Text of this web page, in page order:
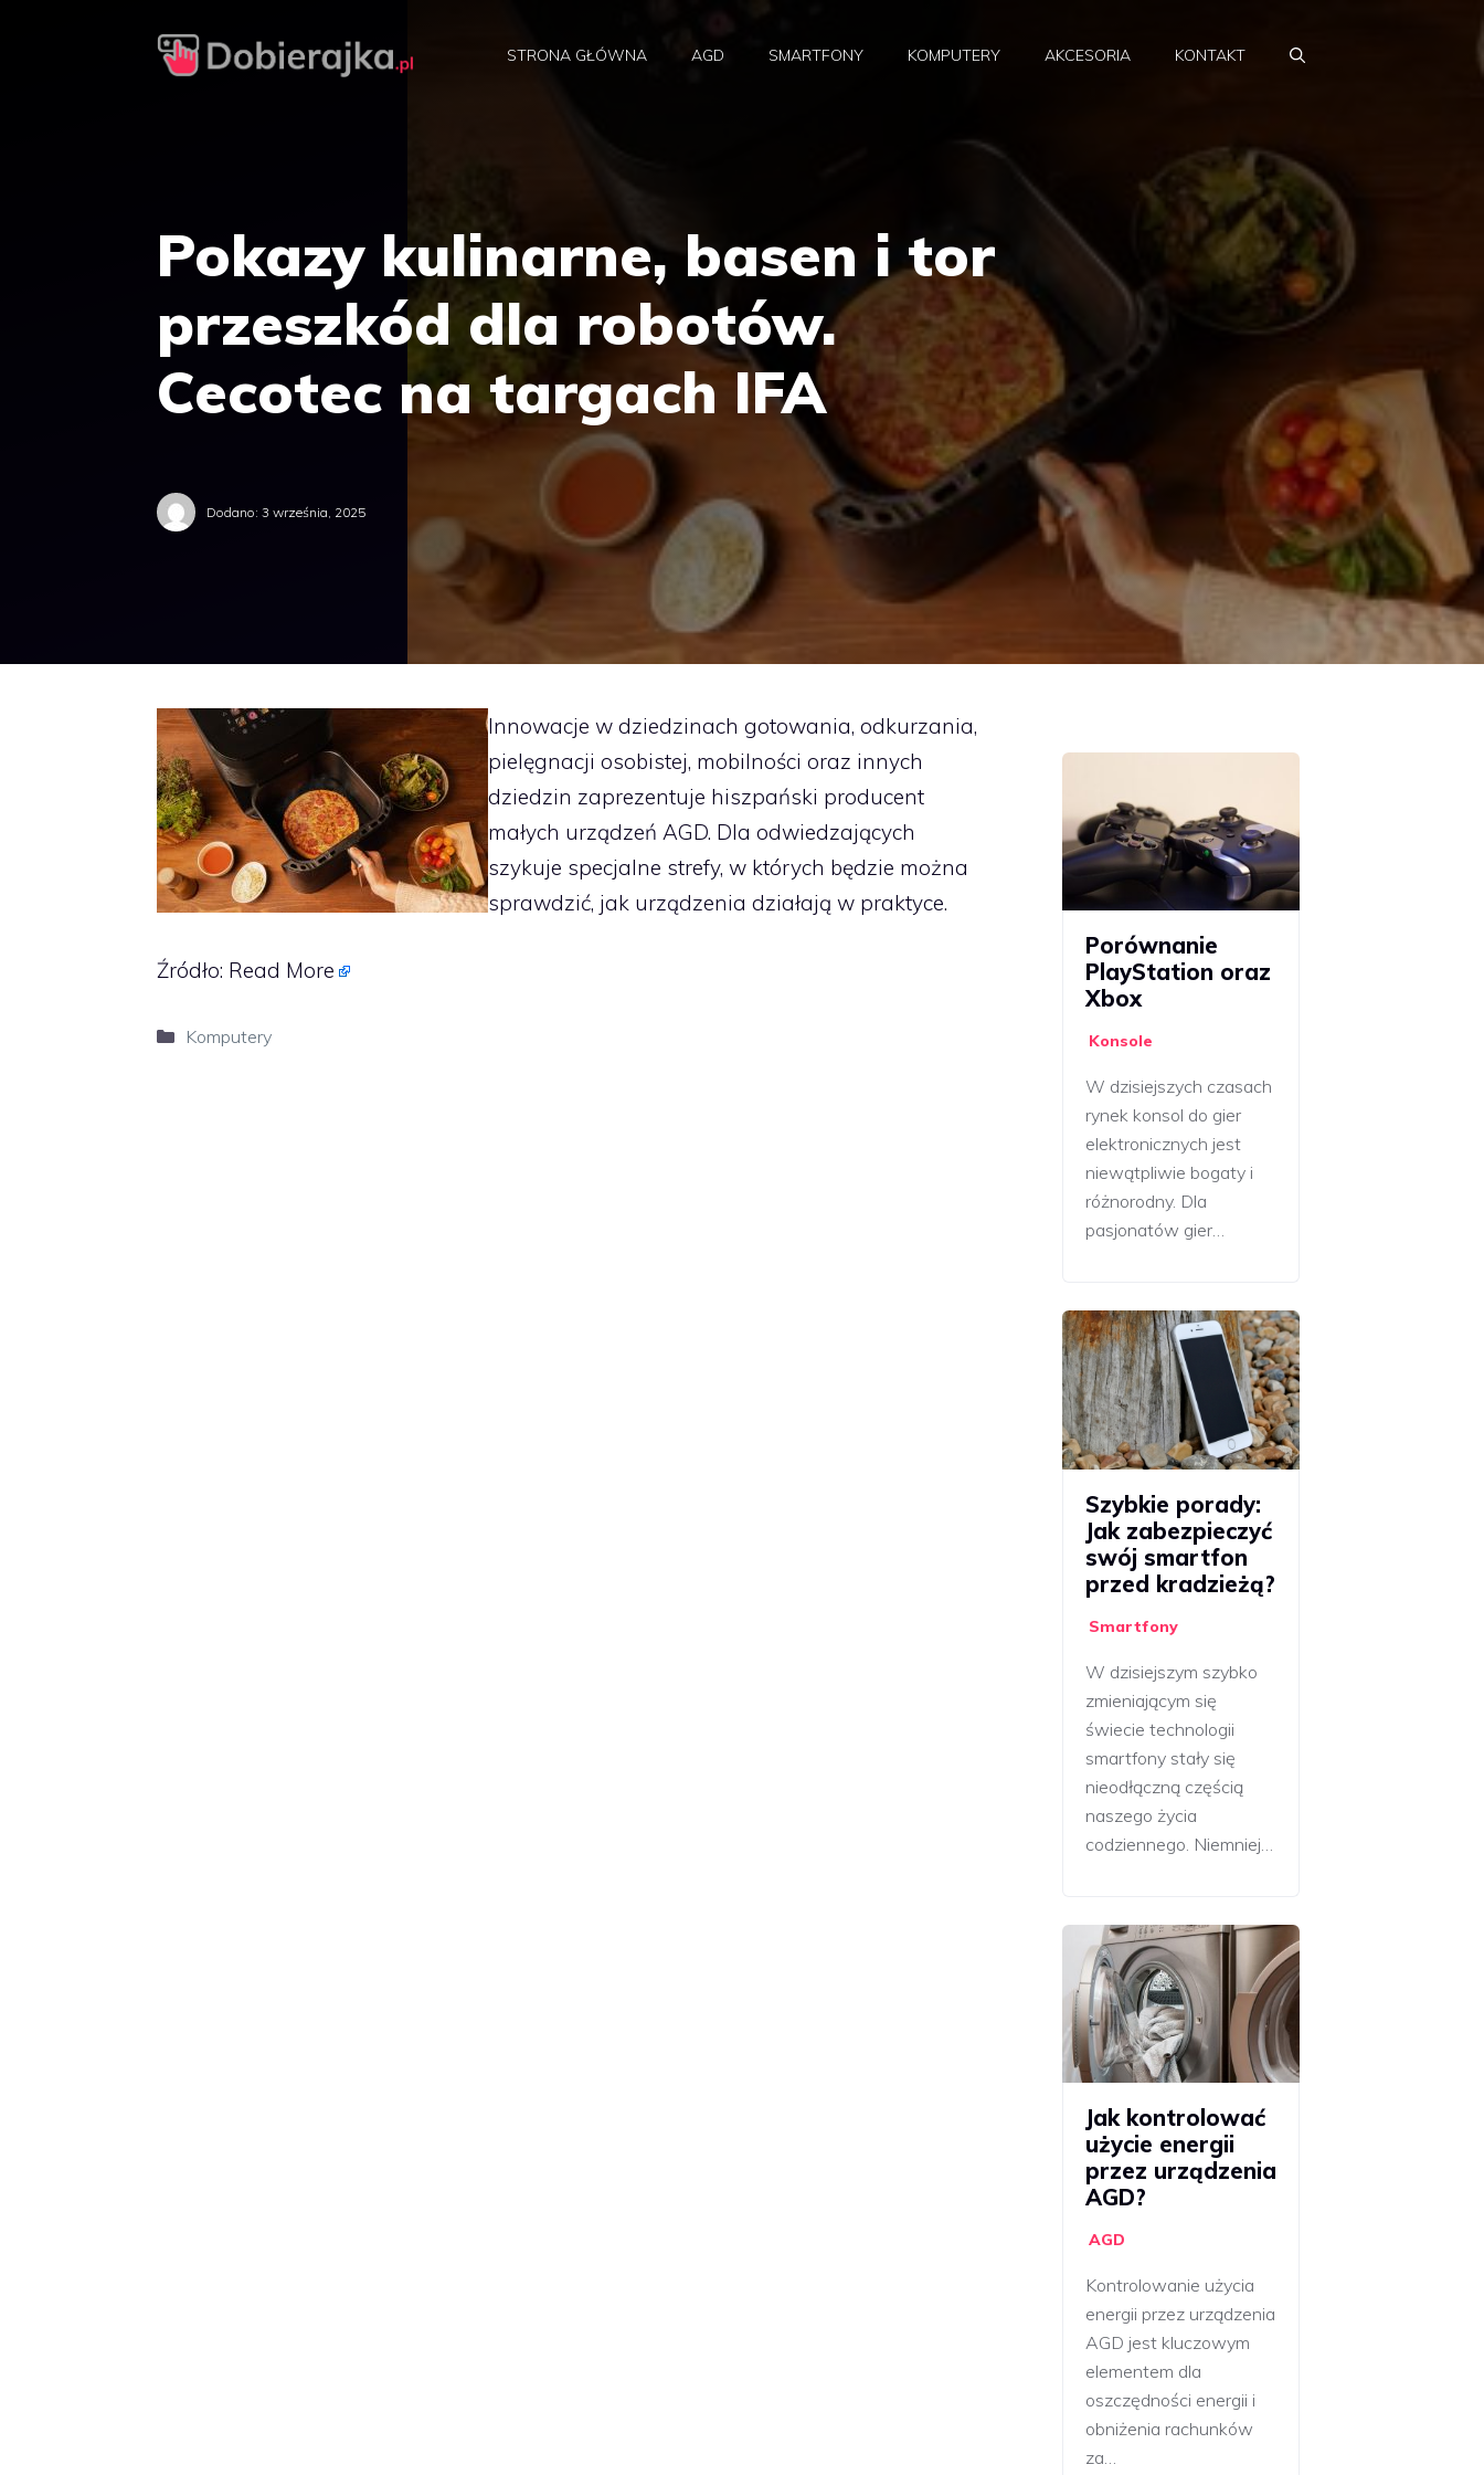
STRONA GŁÓWNA AGD SMARTFONY KOMPUTERY AKCESORIA KONTAKT
Pokazy kulinarne, basen i tor
przeszkód dla robotów.
Cecotec na targach IFA
Dodano: 3 września, 2025
Innowacje w dziedzinach gotowania, odkurzania,
pielęgnacji osobistej, mobilności oraz innych
dziedzin zaprezentuje hiszpański producent
małych urządzeń AGD. Dla odwiedzających
szykuje specjalne strefy, w których będzie można
sprawdzić, jak urządzenia działają w praktyce.
Źródło: Read More
Kategorie
Komputery
Porównanie
PlayStation oraz
Xbox
Konsole
W dzisiejszych czasach
rynek konsol do gier
elektronicznych jest
niewątpliwie bogaty i
różnorodny. Dla
pasjonatów gier…
Szybkie porady:
Jak zabezpieczyć
swój smartfon
przed kradzieżą?
Smartfony
W dzisiejszym szybko
zmieniającym się
świecie technologii
smartfony stały się
nieodłączną częścią
naszego życia
codziennego. Niemniej…
Jak kontrolować
użycie energii
przez urządzenia
AGD?
AGD
Kontrolowanie użycia
energii przez urządzenia
AGD jest kluczowym
elementem dla
oszczędności energii i
obniżenia rachunków
za…